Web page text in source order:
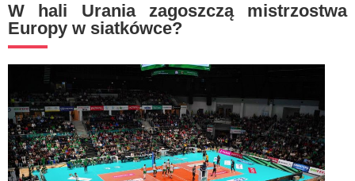
W hali Urania zagoszczą mistrzostwa
Europy w siatkówce?